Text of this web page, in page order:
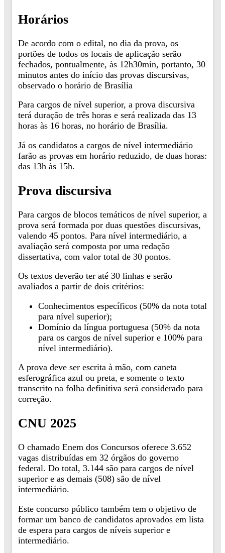
Horários
De acordo com o edital, no dia da prova, os
portões de todos os locais de aplicação serão
fechados, pontualmente, às 12h30min, portanto, 30
minutos antes do início das provas discursivas,
observado o horário de Brasília
Para cargos de nível superior, a prova discursiva
terá duração de três horas e será realizada das 13
horas às 16 horas, no horário de Brasília.
Já os candidatos a cargos de nível intermediário
farão as provas em horário reduzido, de duas horas:
das 13h às 15h.
Prova discursiva
Para cargos de blocos temáticos de nível superior, a
prova será formada por duas questões discursivas,
valendo 45 pontos. Para nível intermediário, a
avaliação será composta por uma redação
dissertativa, com valor total de 30 pontos.
Os textos deverão ter até 30 linhas e serão
avaliados a partir de dois critérios:
Conhecimentos específicos (50% da nota total
para nível superior);
Domínio da língua portuguesa (50% da nota
para os cargos de nível superior e 100% para
nível intermediário).
A prova deve ser escrita à mão, com caneta
esferográfica azul ou preta, e somente o texto
transcrito na folha definitiva será considerado para
correção.
CNU 2025
O chamado Enem dos Concursos oferece 3.652
vagas distribuídas em 32 órgãos do governo
federal. Do total, 3.144 são para cargos de nível
superior e as demais (508) são de nível
intermediário.
Este concurso público também tem o objetivo de
formar um banco de candidatos aprovados em lista
de espera para cargos de níveis superior e
intermediário.